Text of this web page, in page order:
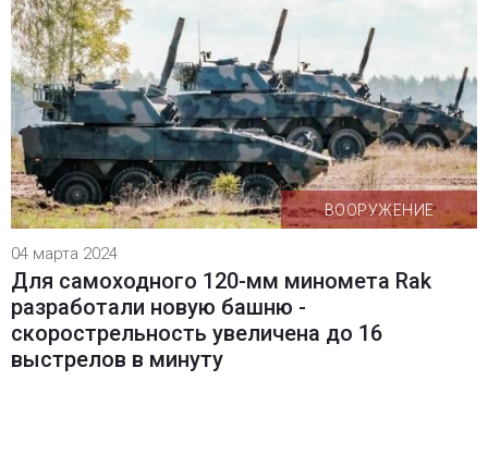
ВООРУЖЕНИЕ
04 марта 2024
Для самоходного 120-мм миномета Rak
разработали новую башню -
скорострельность увеличена до 16
выстрелов в минуту